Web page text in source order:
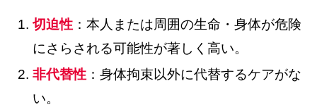
切迫性：本人または周囲の生命・身体が危険
にさらされる可能性が著しく高い。
非代替性：身体拘束以外に代替するケアがな
い。